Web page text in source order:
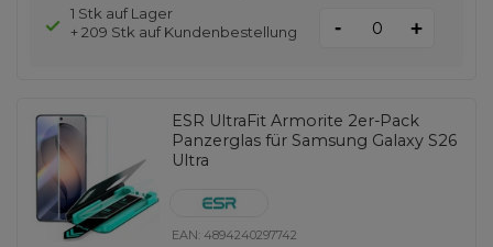
1 Stk auf Lager
+ 209 Stk auf Kundenbestellung
- +
ESR UltraFit Armorite 2er-Pack
Panzerglas für Samsung Galaxy S26
Ultra
EAN: 4894240297742